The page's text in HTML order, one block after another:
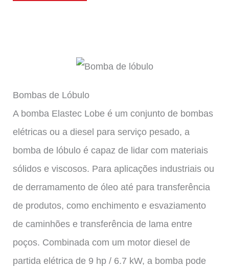
Bombas de Lóbulo
A bomba Elastec Lobe é um conjunto de bombas
elétricas ou a diesel para serviço pesado, a
bomba de lóbulo é capaz de lidar com materiais
sólidos e viscosos. Para aplicações industriais ou
de derramamento de óleo até para transferência
de produtos, como enchimento e esvaziamento
de caminhões e transferência de lama entre
poços. Combinada com um motor diesel de
partida elétrica de 9 hp / 6.7 kW, a bomba pode